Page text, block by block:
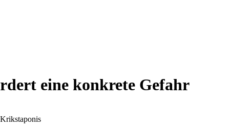
eine konkrete Gefahr